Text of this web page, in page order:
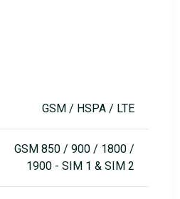
GSM / HSPA / LTE
GSM 850 / 900 / 1800 /
1900 - SIM 1 & SIM 2